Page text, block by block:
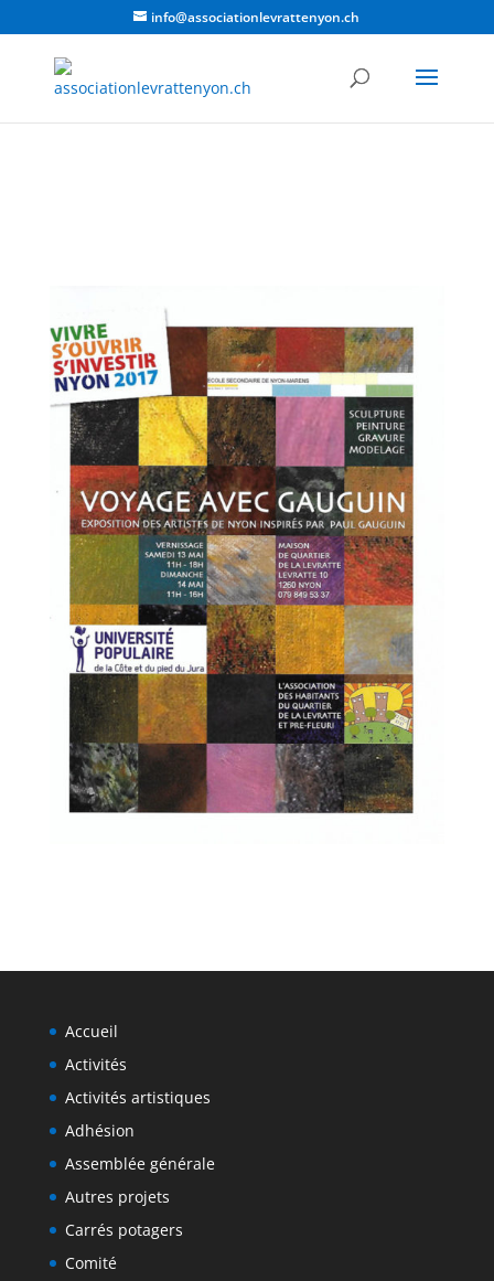
info@associationlevrattenyon.ch
Accueil
Activités
Activités artistiques
Adhésion
Assemblée générale
Autres projets
Carrés potagers
Comité